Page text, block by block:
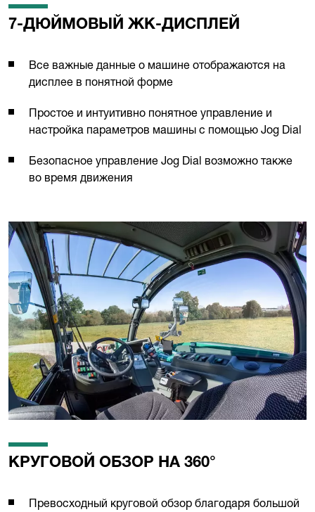
7-ДЮЙМОВЫЙ ЖК-ДИСПЛЕЙ
Все важные данные о машине отображаются на
дисплее в понятной форме
Простое и интуитивно понятное управление и
настройка параметров машины с помощью Jog Dial
Безопасное управление Jog Dial возможно также
во время движения
КРУГОВОЙ ОБЗОР НА 360°
Превосходный круговой обзор благодаря большой